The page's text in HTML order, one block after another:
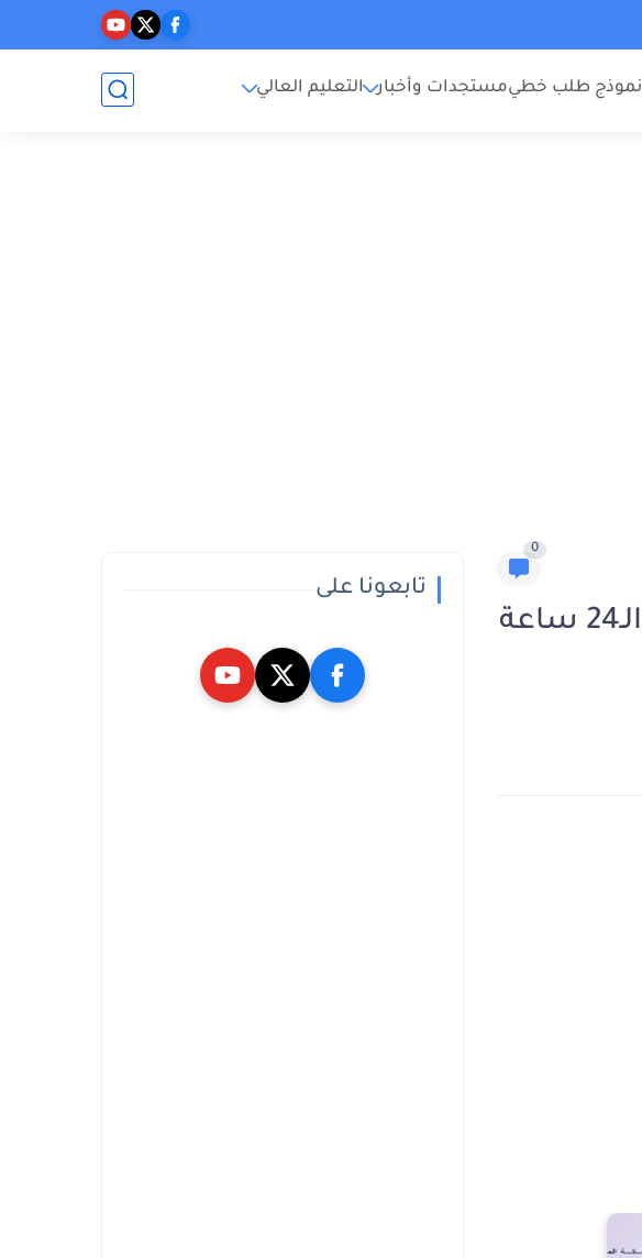
نموذج طلب خطيمستجدات وأخبار التعليم العالي
0
وزارة الصحة تسجل 259 حالة إصابة جديدة مؤكدة خلال الـ24 ساعة
تابعونا على